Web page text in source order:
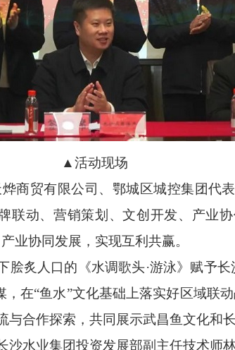
▲活动现场
贸有限公司、鄂城区城控集团代
联动、营销策划、文创开发、产业
业协同发展，实现互利共赢。
炙人口的《水调歌头·游泳》赋予长
在“鱼水”文化基础上落实好区域联
合作探索，共同展示武昌鱼文化和
水业集团投资发展部副主任技术师